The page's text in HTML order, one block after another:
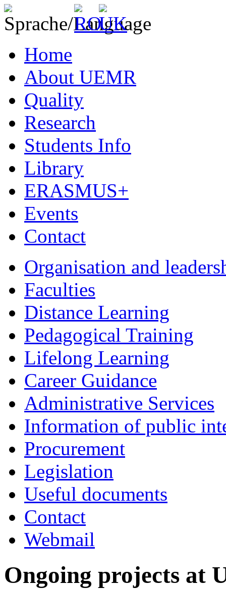
Home
About UEMR
Quality
Research
Students Info
Library
ERASMUS+
Events
Contact
Organisation and
Faculties
Distance Learning
Pedagogical Training
Lifelong Learning
Career Guidance
Administrative Services
Information of public
Procurement
Legislation
Useful documents
Contact
Webmail
Ongoing projects at